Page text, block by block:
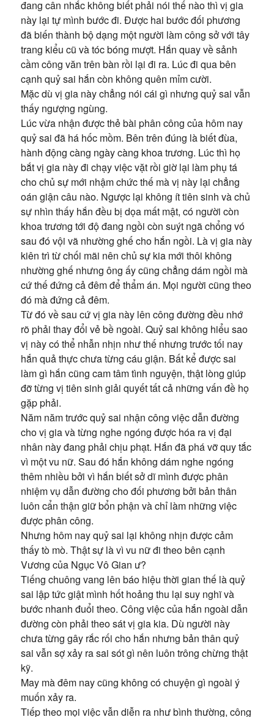
đang cân nhắc không biết phải nói thế nào thì vị gia
này lại tự mình bước đi. Được hai bước đối phương
đã biến thành bộ dạng một người làm công sở với tây
trang kiểu cũ và tóc bóng mượt. Hắn quay về sảnh
cầm công văn trên bàn rồi lại đi ra. Lúc đi qua bên
cạnh quỷ sai hắn còn không quên mỉm cười.
Mặc dù vị gia này chẳng nói cái gì nhưng quỷ sai vẫn
thấy ngượng ngùng.
Lúc vừa nhận được thẻ bài phân công của hôm nay
quỷ sai đã há hốc mồm. Bên trên đúng là biết đùa,
hành động càng ngày càng khoa trương. Lúc thì họ
bắt vị gia này đi chạy việc vặt rồi giờ lại làm phụ tá
cho chủ sự mới nhậm chức thế mà vị này lại chẳng
oán giận câu nào. Ngược lại không ít tiên sinh và chủ
sự nhìn thấy hắn đều bị dọa mất mật, có người còn
khoa trương tới độ đang ngồi còn suýt ngã chổng vó
sau đó vội vã nhường ghế cho hắn ngồi. Là vị gia này
kiên trì từ chối mãi nên chủ sự kia mới thôi không
nhường ghế nhưng ông ấy cũng chẳng dám ngồi mà
cứ thế đứng cả đêm để thẩm án. Mọi người cũng theo
đó mà đứng cả đêm.
Từ đó về sau cứ vị gia này lên công đường đều nhớ
rõ phải thay đổi vẻ bề ngoài. Quỷ sai không hiểu sao
vị này có thể nhẫn nhịn như thế nhưng trước tối nay
hắn quả thực chưa từng cáu giận. Bất kể được sai
làm gì hắn cũng cam tâm tình nguyện, thật lòng giúp
đỡ từng vị tiên sinh giải quyết tất cả những vấn đề họ
gặp phải.
Năm năm trước quỷ sai nhận công việc dẫn đường
cho vị gia và từng nghe ngóng được hóa ra vị đại
nhân này đang phải chịu phạt. Hắn đã phá vỡ quy tắc
vì một vu nữ. Sau đó hắn không dám nghe ngóng
thêm nhiều bởi vì hắn biết sở dĩ mình được phân
nhiệm vụ dẫn đường cho đối phương bởi bản thân
luôn cẩn thận giữ bổn phận và chỉ làm những việc
được phân công.
Nhưng hôm nay quỷ sai lại không nhịn được cảm
thấy tò mò. Thật sự là vì vu nữ đi theo bên cạnh
Vương của Ngục Vô Gian ư?
Tiếng chuông vang lên báo hiệu thời gian thế là quỷ
sai lập tức giật mình hốt hoảng thu lại suy nghĩ và
bước nhanh đuổi theo. Công việc của hắn ngoài dẫn
đường còn phải theo sát vị gia kia. Dù người này
chưa từng gây rắc rối cho hắn nhưng bản thân quỷ
sai vẫn sợ xảy ra sai sót gì nên luôn trông chừng thật
kỹ.
May mà đêm nay cũng không có chuyện gì ngoài ý
muốn xảy ra.
Tiếp theo mọi việc vẫn diễn ra như bình thường, công